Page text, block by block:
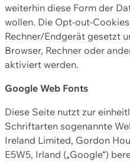
weiterhin diese Form der
wollen. Die Opt-out-
Rechner/Endgerät gesetzt
Browser, Rechner oder
aktiviert werden.
Google Web Fonts
Diese Seite nutzt zur
Schriftarten sogenannte
Ireland Limited, Gordon
E5W5, Irland („Google“)